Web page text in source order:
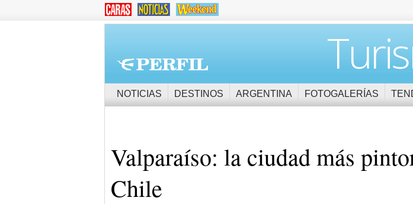
NOTICIAS DESTINOS ARGENTINA FOTOGALERÍAS
Valparaíso: la ciudad más
Chile